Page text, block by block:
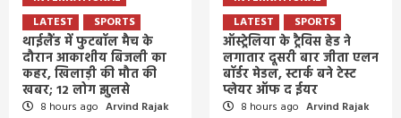
LATEST
SPORTS
थाईलैंड में फुटबॉल मैच के
दौरान आकाशीय बिजली का
कहर, खिलाड़ी की मौत की
खबर; 12 लोग झुलसे
8 hours ago Arvind Rajak
LATEST
SPORTS
ऑस्ट्रेलिया के ट्रैविस हेड ने
लगातार दूसरी बार जीता एलन
बॉर्डर मेडल, स्टार्क बने टेस्ट
प्लेयर ऑफ द ईयर
8 hours ago Arvind Rajak